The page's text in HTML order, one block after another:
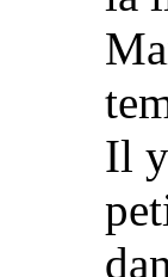
Il